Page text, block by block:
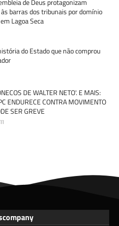
de Deus protagonizam
barras dos tribunais por domínio
Lagoa Seca
do Estado que não comprou
DE WALTER NETO'. E MAIS:
ENDURECE CONTRA MOVIMENTO
SER GREVE